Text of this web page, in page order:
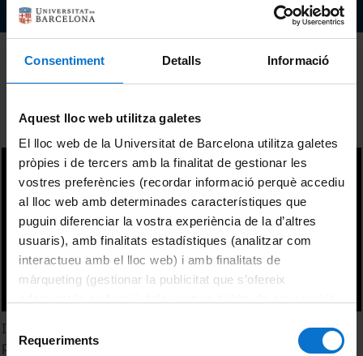
Consentiment Detalls Informació
Aquest lloc web utilitza galetes
El lloc web de la Universitat de Barcelona utilitza galetes
pròpies i de tercers amb la finalitat de gestionar les
vostres preferències (recordar informació perquè accediu
al lloc web amb determinades característiques que
puguin diferenciar la vostra experiència de la d’altres
usuaris), amb finalitats estadístiques (analitzar com
interactueu amb el lloc web) i amb finalitats de
màrqueting (gestionar la publicitat que s’ofereix
consultar laPolítica de galetes del lloc web de la
de Requeriments
Ordenar
Interfaces visuales para el acceso a revistas: las
propuestas del ScimagoJR